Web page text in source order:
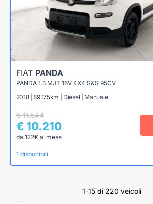
FIAT PANDA
PANDA 1.3 MJT 16V 4X4 S&S 95CV
2018 | 89.175km | Diesel | Manuale
€ 11.544
€ 10.210
da 122€ al mese
1 disponibili
1-15 di 220 veicoli